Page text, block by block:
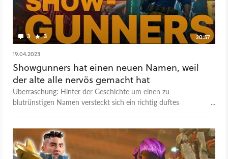
3 3
20:57
19.04.2023
Showgunners hat einen neuen Namen, weil
der alte alle nervös gemacht hat
Überraschung: Hinter der Geschichte um einen zu
blutrünstigen Namen versteckt sich ein richtig duftes
Kampagne mit XCOM-artigen Gefechten kombiniert. Auf der
CAGGTUS in Leipzig, wo GameStar mit Find Your Next Game
(FYNG) ein großes Bühnen- und Livestream-Programm gezeigt